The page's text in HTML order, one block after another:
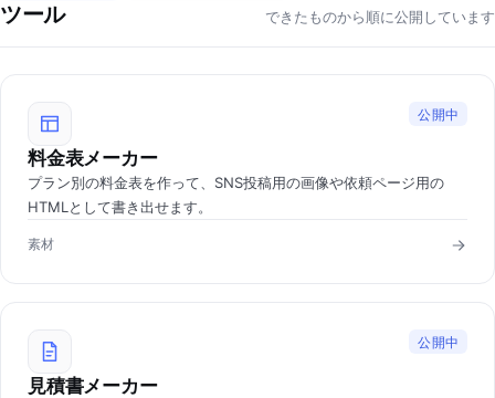
ツール できたものから順に公開しています
公開中
料金表メーカー
プラン別の料金表を作って、SNS投稿用の画像や依頼ページ用の
HTMLとして書き出せます。
素材
公開中
見積書メーカー